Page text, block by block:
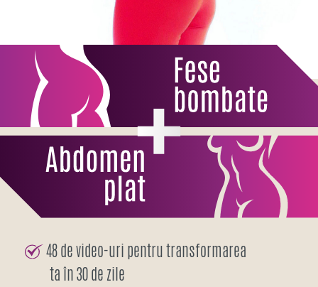
48 de video-uri pentru transformarea
ta în 30 de zile